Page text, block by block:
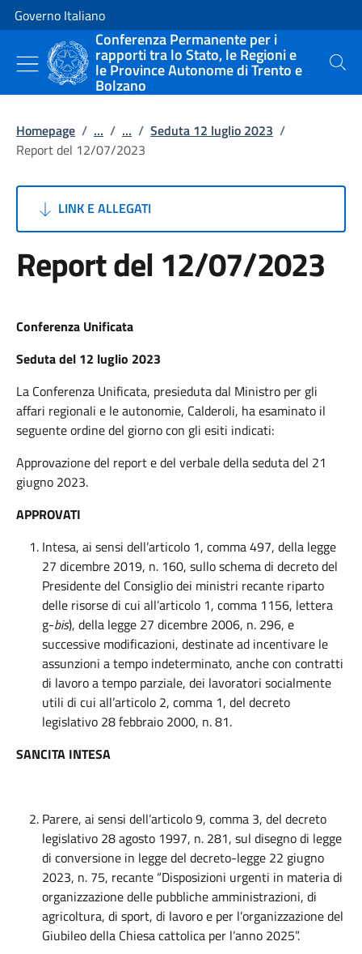
Vai al contenuto
Vai alla navigazione del sito
Governo Italiano
Conferenza Permanente per i
rapporti tra lo Stato, le Regioni e
le Province Autonome di Trento e
Bolzano
Cerca
Homepage / ... / ... / Seduta 12 luglio 2023 /
Report del 12/07/2023
LINK E ALLEGATI
Report del 12/07/2023
Conferenza Unificata
Seduta del 12 luglio 2023
La Conferenza Unificata, presieduta dal Ministro per gli
affari regionali e le autonomie, Calderoli, ha esaminato il
seguente ordine del giorno con gli esiti indicati:
Approvazione del report e del verbale della seduta del 21
giugno 2023.
APPROVATI
Intesa, ai sensi dell’articolo 1, comma 497, della legge
27 dicembre 2019, n. 160, sullo schema di decreto del
Presidente del Consiglio dei ministri recante riparto
delle risorse di cui all’articolo 1, comma 1156, lettera
g-bis), della legge 27 dicembre 2006, n. 296, e
successive modificazioni, destinate ad incentivare le
assunzioni a tempo indeterminato, anche con contratti
di lavoro a tempo parziale, dei lavoratori socialmente
utili di cui all’articolo 2, comma 1, del decreto
legislativo 28 febbraio 2000, n. 81.
SANCITA INTESA
Parere, ai sensi dell’articolo 9, comma 3, del decreto
legislativo 28 agosto 1997, n. 281, sul disegno di legge
di conversione in legge del decreto-legge 22 giugno
2023, n. 75, recante “Disposizioni urgenti in materia di
organizzazione delle pubbliche amministrazioni, di
agricoltura, di sport, di lavoro e per l’organizzazione del
Giubileo della Chiesa cattolica per l’anno 2025”.